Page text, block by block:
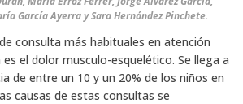
García Ayerra y Sara Hernández Pinchete.
consulta más habituales en atención
el dolor musculo-esquelético. Se llega a
de entre un 10 y un 20% de los niños en
causas de estas consultas se